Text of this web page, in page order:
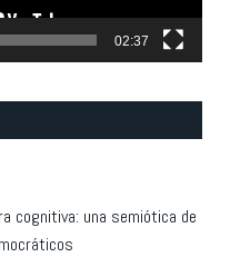
02:37
cognitiva: una semiótica de